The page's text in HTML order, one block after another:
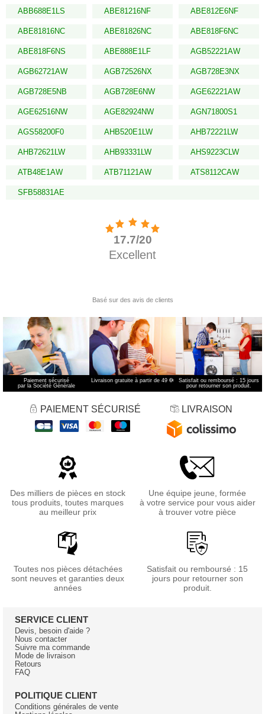
ABB688E1LS ABE81216NF ABE812E6NF
ABE81816NC ABE81826NC ABE818F6NC
ABE818F6NS ABE888E1LF AGB52221AW
AGB62721AW AGB72526NX AGB728E3NX
AGB728E5NB AGB728E6NW AGE62221AW
AGE62516NW AGE82924NW AGN71800S1
AGS58200F0 AHB520E1LW AHB72221LW
AHB72621LW AHB93331LW AHS9223CLW
ATB48E1AW ATB71121AW ATS8112CAW
SFB58831AE
Paiement sécurisé
par la Société Générale
Livraison gratuite à partir de 49 €*
Satisfait ou remboursé : 15 jours
pour retourner son produit.
PAIEMENT SÉCURISÉ LIVRAISON
Des milliers de pièces en stock
tous produits, toutes marques
au meilleur prix
Une équipe jeune, formée
à votre service pour vous aider
à trouver votre pièce
Toutes nos pièces détachées
sont neuves et garanties deux
années
Satisfait ou remboursé : 15
jours pour retourner son
produit.
SERVICE CLIENT
Devis, besoin d'aide ?
Nous contacter
Suivre ma commande
Mode de livraison
Retours
FAQ
POLITIQUE CLIENT
Conditions générales de vente